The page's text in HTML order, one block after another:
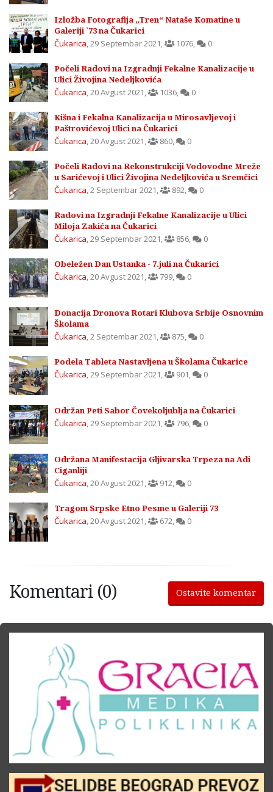
Izložba Fotografija „Tren“ Nataše Komatine u
Galeriji `73 na Čukarici
Čukarica,29 Septembar 2021, 1076, 0
Počeli Radovi na Izgradnji Fekalne Kanalizacije u
Ulici Živojina Nedeljkovića
Čukarica,20 Avgust 2021, 1036, 0
Kišna i Fekalna Kanalizacija u Mirosavljevoj i
Paštrovićevoj Ulici na Čukarici
Čukarica,20 Avgust 2021, 860, 0
Počeli Radovi na Rekonstrukciji Vodovodne Mreže
u Sarićevoj i Ulici Živojina Nedeljkovića u Sremčici
Čukarica,2 Septembar 2021, 892, 0
Radovi na Izgradnji Fekalne Kanalizacije u Ulici
Miloja Zakića na Čukarici
Čukarica,29 Septembar 2021, 856, 0
Obeležen Dan Ustanka - 7.juli na Čukarici
Čukarica,20 Avgust 2021, 799, 0
Donacija Dronova Rotari Klubova Srbije Osnovnim
Školama
Čukarica,2 Septembar 2021, 875, 0
Podela Tableta Nastavljena u Školama Čukarice
Čukarica,29 Septembar 2021, 901, 0
Održan Peti Sabor Čovekoljublja na Čukarici
Čukarica,29 Septembar 2021, 796, 0
Održana Manifestacija Gljivarska Trpeza na Adi
Ciganliji
Čukarica,20 Avgust 2021, 912, 0
Tragom Srpske Etno Pesme u Galeriji 73
Čukarica,20 Avgust 2021, 672, 0
Komentari (0) Ostavite komentar